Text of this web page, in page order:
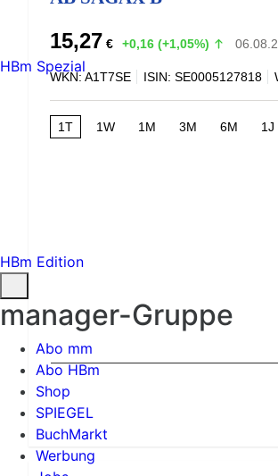
15,27 € +0,16 (+1,05%)
WKN: A1T7SE ISIN: SE0005127818
1T 1W 1M 3M 6M 1J
HBm Spezial
HBm Edition
manager-Gruppe
Abo mm
Abo HBm
Shop
SPIEGEL
BuchMarkt
Werbung